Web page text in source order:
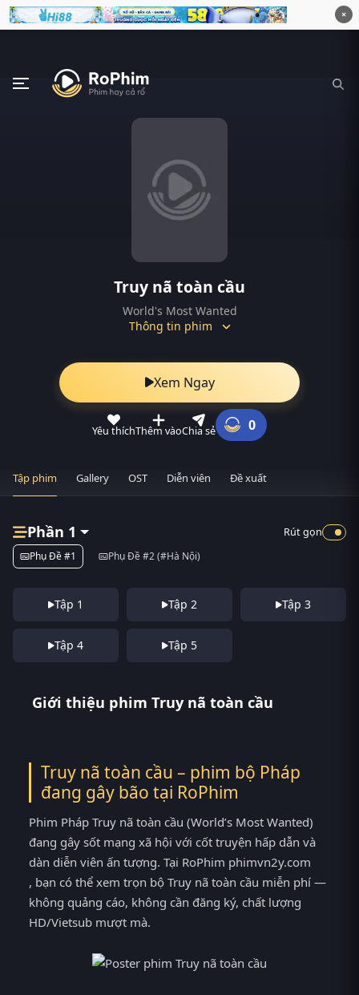
×
Truy nã toàn cầu
World's Most Wanted
Thông tin phim
Xem Ngay
Yêu thíchThêm vàoChia sẻ 0
Tập phim Gallery OST Diễn viên Đề xuất
Phần 1
Phụ Đề #1 Phụ Đề #2 (#Hà Nội)
Rút gọn
Tập 1 Tập 2 Tập 3
Tập 4 Tập 5
Giới thiệu phim Truy nã toàn cầu
Truy nã toàn cầu – phim bộ Pháp
đang gây bão tại RoPhim
Phim Pháp Truy nã toàn cầu (World’s Most Wanted)
đang gây sốt mạng xã hội với cốt truyện hấp dẫn và
dàn diễn viên ấn tượng. Tại RoPhim phimvn2y.com
, bạn có thể xem trọn bộ Truy nã toàn cầu miễn phí —
không quảng cáo, không cần đăng ký, chất lượng
HD/Vietsub mượt mà.